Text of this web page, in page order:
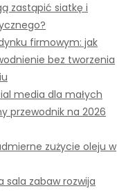
zastąpić siatkę i
firmowym: jak
bez tworzenia
media dla małych
przewodnik na 2026
zużycie oleju w
sala zabaw rozwija